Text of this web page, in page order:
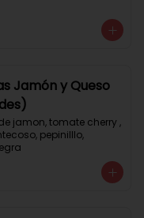
Jamón y Queso
jamon, tomate cherry ,
pepinilllo,